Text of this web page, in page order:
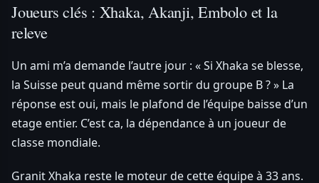
Joueurs clés : Xhaka, Akanji, Embolo et la
releve
Un ami m’a demande l’autre jour : « Si Xhaka se blesse,
la Suisse peut quand même sortir du groupe B ? » La
réponse est oui, mais le plafond de l’équipe baisse d’un
etage entier. C’est ca, la dépendance à un joueur de
classe mondiale.
Granit Xhaka reste le moteur de cette équipe à 33 ans.